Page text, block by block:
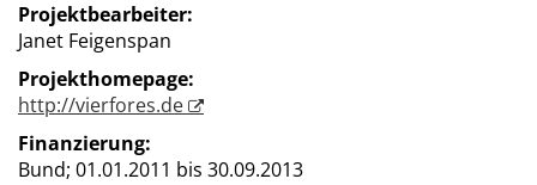
Projektbearbeiter:
Janet Feigenspan
Projekthomepage:
http://vierfores.de
Finanzierung:
Bund; 01.01.2011 bis 30.09.2013